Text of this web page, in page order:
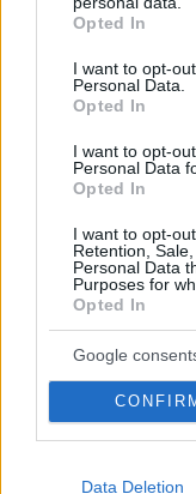
grant or deny
use your data for
consent section.
Opted In
I want to opt-
Personal Data.
Opted In
I want to opt-
Personal Data
Opted In
I want to opt-
Retention,
Personal Data
Purposes for
Opted In
Google
Data Deletion
εκτός σχεδίου δόμηση
08.08.2026, 08:10
Η φωτογραφία του
με τη σύντροφό του
η βραδινή έξοδός
08.08.2026, 09:14
Εντυπωσιάζει με
σύζυγος του Τζέντι
διακοπές τους στην